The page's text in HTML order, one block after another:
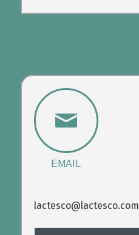
EMAIL
lactesco@lactesco.com